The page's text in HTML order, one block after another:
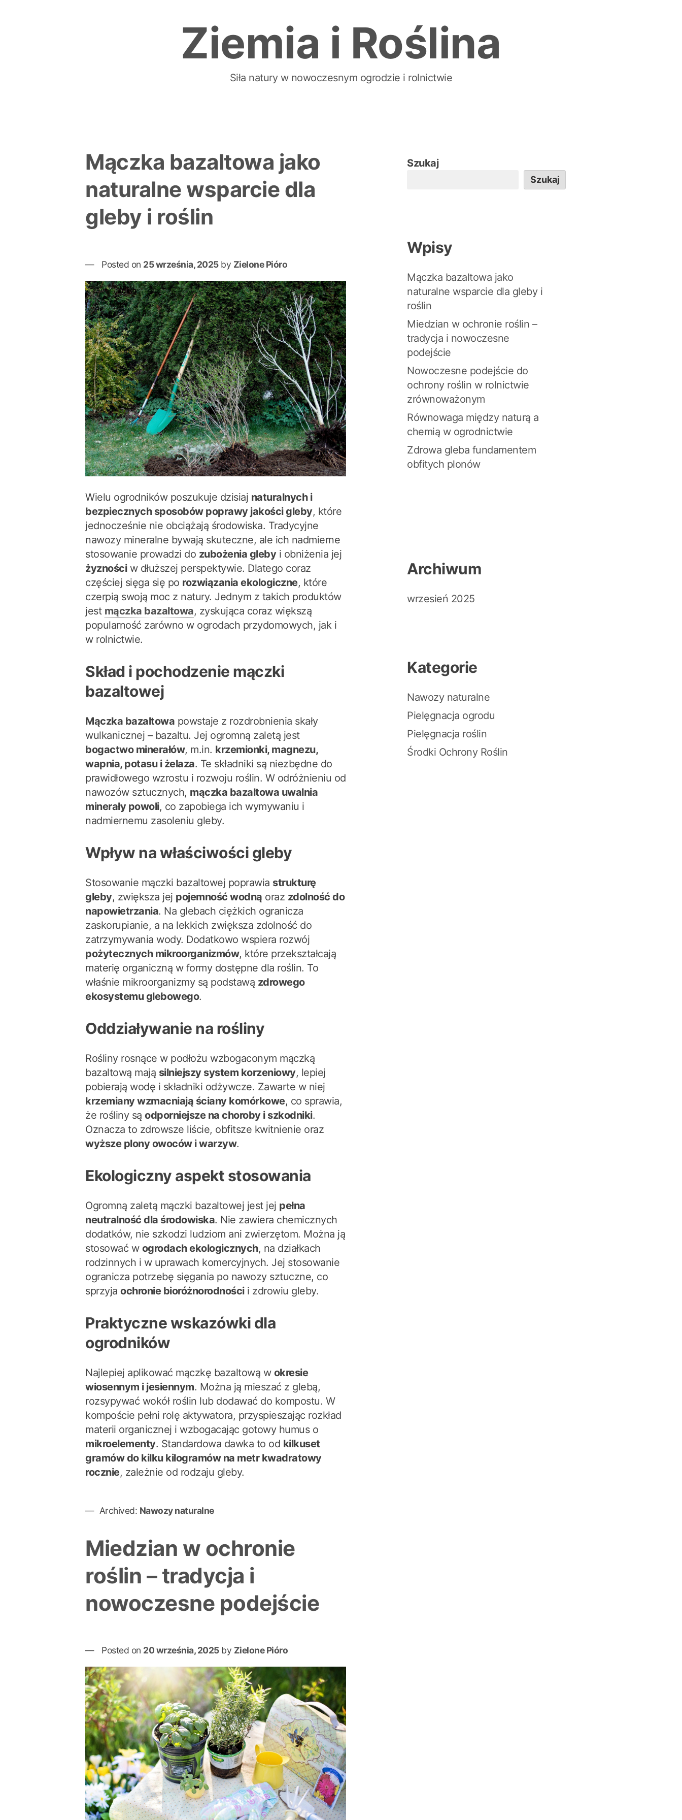
Ziemia i Roślina
Siła natury w nowoczesnym ogrodzie i rolnictwie
Mączka bazaltowa jako
naturalne wsparcie dla
gleby i roślin
Posted on 25 września, 2025by Zielone Pióro
Wielu ogrodników poszukuje dzisiaj naturalnych i
bezpiecznych sposobów poprawy jakości gleby, które
jednocześnie nie obciążają środowiska. Tradycyjne
nawozy mineralne bywają skuteczne, ale ich nadmierne
stosowanie prowadzi do zubożenia glebyi obniżenia jej
żyznościw dłuższej perspektywie. Dlatego coraz
częściej sięga się po rozwiązania ekologiczne, które
czerpią swoją moc z natury. Jednym z takich produktów
jest mączka bazaltowa, zyskująca coraz większą
popularność zarówno w ogrodach przydomowych, jak i
w rolnictwie.
Skład i pochodzenie mączki
bazaltowej
Mączka bazaltowa powstaje z rozdrobnienia skały
wulkanicznej – bazaltu. Jej ogromną zaletą jest
bogactwo minerałów, m.in. krzemionki, magnezu,
wapnia, potasu i żelaza. Te składniki są niezbędne do
prawidłowego wzrostu i rozwoju roślin. W odróżnieniu od
nawozów sztucznych, mączka bazaltowa uwalnia
minerały powoli, co zapobiega ich wymywaniu i
nadmiernemu zasoleniu gleby.
Wpływ na właściwości gleby
Stosowanie mączki bazaltowej poprawia strukturę
gleby, zwiększa jej pojemność wodną oraz zdolność do
napowietrzania. Na glebach ciężkich ogranicza
zaskorupianie, a na lekkich zwiększa zdolność do
zatrzymywania wody. Dodatkowo wspiera rozwój
pożytecznych mikroorganizmów, które przekształcają
materię organiczną w formy dostępne dla roślin. To
właśnie mikroorganizmy są podstawą zdrowego
ekosystemu glebowego.
Oddziaływanie na rośliny
Rośliny rosnące w podłożu wzbogaconym mączką
bazaltową mają silniejszy system korzeniowy, lepiej
pobierają wodę i składniki odżywcze. Zawarte w niej
krzemiany wzmacniają ściany komórkowe, co sprawia,
że rośliny sąodporniejsze na choroby i szkodniki.
Oznacza to zdrowsze liście, obfitsze kwitnienie oraz
wyższe plony owoców i warzyw.
Ekologiczny aspekt stosowania
Ogromną zaletą mączki bazaltowej jest jej pełna
neutralność dla środowiska. Nie zawiera chemicznych
dodatków, nie szkodzi ludziom ani zwierzętom. Można ją
stosować w ogrodach ekologicznych, na działkach
rodzinnych i w uprawach komercyjnych. Jej stosowanie
ogranicza potrzebę sięgania po nawozy sztuczne, co
sprzyjaochronie bioróżnorodnościi zdrowiu gleby.
Praktyczne wskazówki dla
ogrodników
Najlepiej aplikować mączkę bazaltową w okresie
wiosennym i jesiennym. Można ją mieszać z glebą,
rozsypywać wokół roślin lub dodawać do kompostu. W
kompoście pełni rolę aktywatora, przyspieszając rozkład
materii organicznej i wzbogacając gotowy humus o
mikroelementy. Standardowa dawka to od kilkuset
gramów do kilku kilogramów na metr kwadratowy
rocznie, zależnie od rodzaju gleby.
Archived: Nawozy naturalne
Miedzian w ochronie
roślin – tradycja i
nowoczesne podejście
Posted on 20 września, 2025by Zielone Pióro
Szukaj
Szukaj
Wpisy
Mączka bazaltowa jako
naturalne wsparcie dla gleby i
roślin
Miedzian w ochronie roślin –
tradycja i nowoczesne
podejście
Nowoczesne podejście do
ochrony roślin w rolnictwie
zrównoważonym
Równowaga między naturą a
chemią w ogrodnictwie
Zdrowa gleba fundamentem
obfitych plonów
Archiwum
wrzesień 2025
Kategorie
Nawozy naturalne
Pielęgnacja ogrodu
Pielęgnacja roślin
Środki Ochrony Roślin